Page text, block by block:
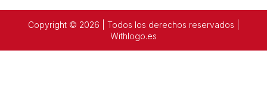
Copyright © 2026 | Todos los derechos reservados |
Withlogo.es